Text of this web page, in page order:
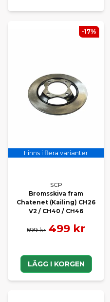
Finns i flera varianter
SCP
Bromsskiva fram
Chatenet (Kailing) CH26
V2 / CH40 / CH46
599 kr 499 kr
LÄGG I KORGEN
-17%